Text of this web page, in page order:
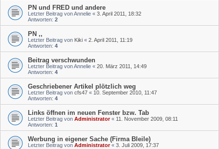
PN und FRED und andere
Letzter Beitrag vonAnnelie « 3. April 2011, 18:32
Antworten: 2
PN ,,
Letzter Beitrag von Kiki « 2. April 2011, 11:19
Antworten: 4
Beitrag verschwunden
Letzter Beitrag vonAnnelie « 20. März 2011, 14:49
Antworten: 4
Geschriebener Artikel plötzlich weg
Letzter Beitrag von cfs47 « 10. September 2010, 11:47
Antworten: 4
Links öffnen im neuen Fenster bzw. Tab
Letzter Beitrag von Administrator« 11. November 2009, 08:11
Antworten: 1
Werbung in eigener Sache (Firma Bleile)
Letzter Beitrag von Administrator« 3. Juli 2009, 17:37